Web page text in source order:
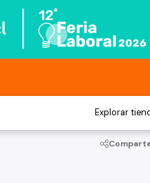
Explorar